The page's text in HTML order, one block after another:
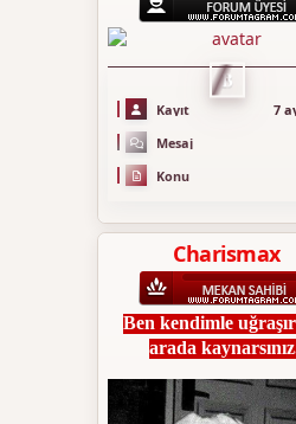
B
Kayıt
7
Mesaj
Konu
Charismax
Ben kendimle
arada